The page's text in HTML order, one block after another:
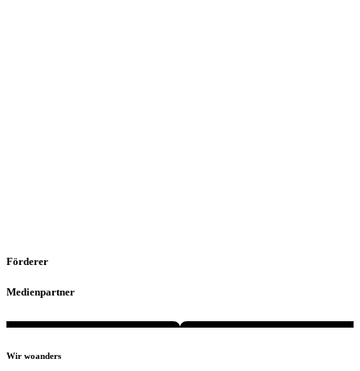
Förderer
Medienpartner
Wir woanders